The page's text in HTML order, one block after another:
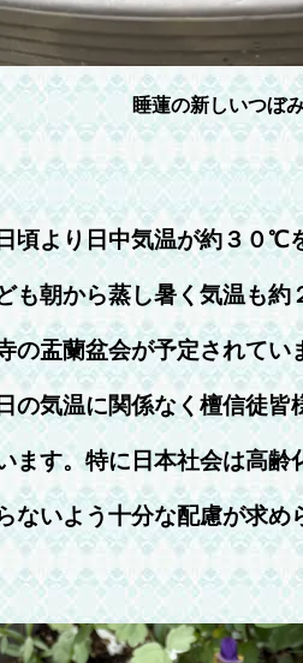
睡蓮の新しいつぼ
頃より日中気温が約３０℃
も朝から蒸し暑く気温も
の盂蘭盆会が予定されて
の気温に関係なく檀信徒
ます。特に日本社会は高
ないよう十分な配慮が求め